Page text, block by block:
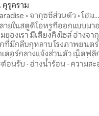
5, 95 รีวิว
คุรุคราม
• จากุซซี่ส่วนตัว • โฮม
ร์
ายในสตูดิโอหรูที่ออกแบบมา
ของเรา มีเตียงคิงไซส์ อ่างจา
ที่มีกลีบกุหลาบ โรงภาพยนตร์
เตอร์กลางแจ้งส่วนตัว เน็ตฟลิ
วที่มีอุปกรณ์ครบครัน พื้นที่นั่งเ
ต้อนรับ · อ่างน้ำร้อน · ความสะ